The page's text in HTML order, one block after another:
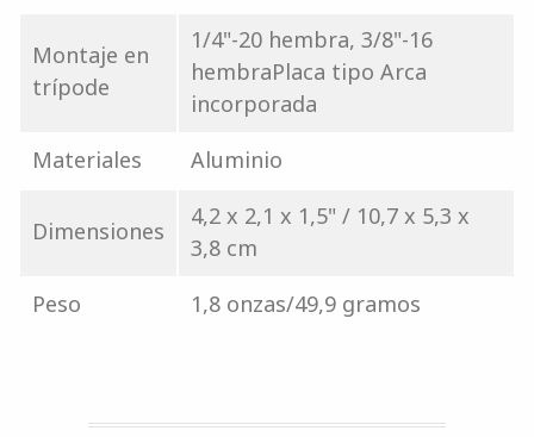
Montaje en
trípode
1/4"-20 hembra, 3/8"-16
hembraPlaca tipo Arca
incorporada
Materiales
Aluminio
Dimensiones
4,2 x 2,1 x 1,5" / 10,7 x 5,3 x
3,8 cm
Peso
1,8 onzas/49,9 gramos